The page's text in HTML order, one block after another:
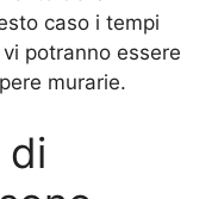
caso i tempi
potranno essere
murarie.
di